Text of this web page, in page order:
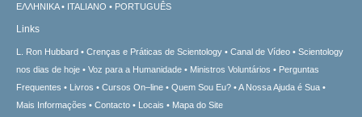
ΕΛΛΗΝΙΚA
ITALIANO PORTUGUÊS
Links
L. Ron Hubbard Crenças e Práticas de Scientology Canal de Vídeo
Scientology
nos dias de hoje
Voz para a Humanidade Ministros Voluntários
Perguntas
Frequentes
Livros Cursos On–line Quem Sou Eu?
A Nossa Ajuda é Sua
Mais Informações
Contacto Locais Mapa do Site